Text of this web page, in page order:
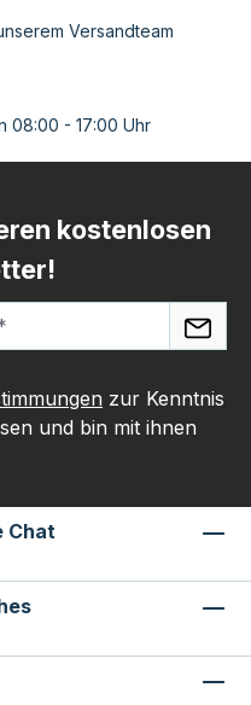
Versandteam
08:00 - 17:00 Uhr
kostenlosen
zur Kenntnis
und bin mit ihnen
Chat